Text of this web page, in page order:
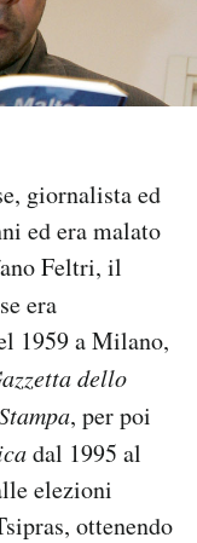
giornalista ed
ed era malato
Feltri, il
era
1959 a Milano,
dello
, per poi
dal 1995 al
elezioni
ottenendo